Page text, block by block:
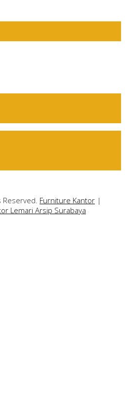
Reserved. Furniture Kantor |
Lemari Arsip Surabaya